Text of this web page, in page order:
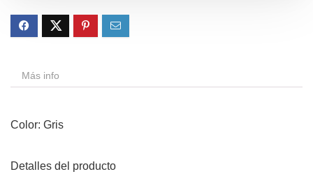
Más info
Color: Gris
Detalles del producto